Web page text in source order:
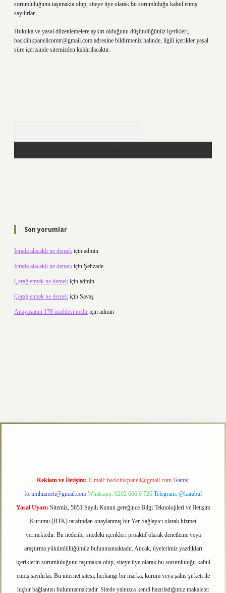
sorumluluğunu taşımakta olup, siteye üye olarak bu sorumluluğu kabul etmiş
sayılırlar.
Hukuka ve yasal düzenlemelere aykırı olduğunu düşündüğünüz içerikleri,
backlinkpanelicomtr@gmail.com adresine bildirmeniz halinde, ilgili içerikler yasal
süre içerisinde sitemizden kaldırılacaktır.
Son yorumlar
Icrada alacaklı ne demek için admin
Icrada alacaklı ne demek için Şehzade
Çerağ etmek ne demek için admin
Çerağ etmek ne demek için Savaş
Anayasanın 178 maddesi nedir için admin
betexper.xyz
Reklam ve İletişim: E-mail: backlinkpaneli@gmail.com Teams:
forumhizmeti@gmail.com Whatsapp: 0262 606 0 726 Telegram: @karabul
Yasal Uyarı: Sitemiz, 5651 Sayılı Kanun gereğince Bilgi Teknolojileri ve İletişim
Kurumu (BTK) tarafından onaylanmış bir Yer Sağlayıcı olarak hizmet
vermektedir. Bu nedenle, sitedeki içerikleri proaktif olarak denetleme veya
araştırma yükümlülüğümüz bulunmamaktadır. Ancak, üyelerimiz yazdıkları
içeriklerin sorumluluğunu taşımakta olup, siteye üye olarak bu sorumluluğu kabul
etmiş sayılırlar. Bu internet sitesi, herhangi bir marka, kurum veya şahıs şirketi ile
hiçbir bağlantısı bulunmamaktadır. Sitede yalnızca kendi hazırladığımız makaleler